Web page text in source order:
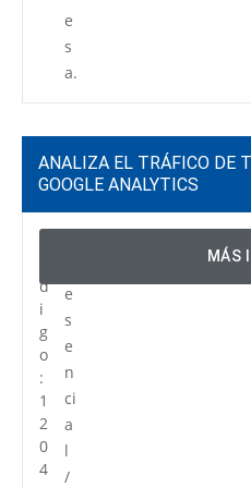
e
s
a.
ANALIZA EL TRÁFICO DE
GOOGLE ANALYTICS
d
i
g
o
:
1
2
0
4
e
s
e
n
ci
a
l
/
MÁS